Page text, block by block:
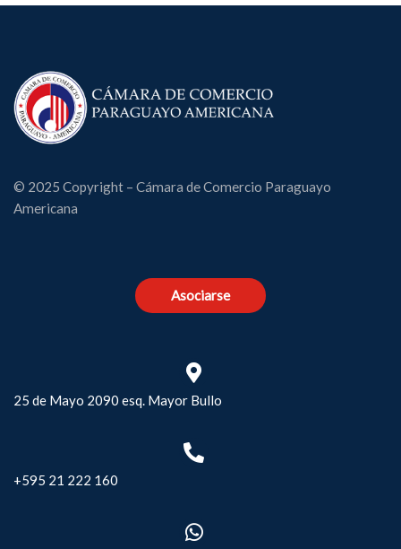
© 2025 Copyright – Cámara de Comercio Paraguayo
Americana
Asociarse
25 de Mayo 2090 esq. Mayor Bullo
+595 21 222 160